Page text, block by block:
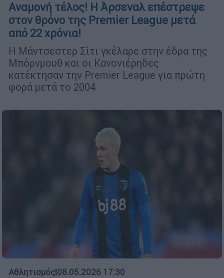
Αναμονή τέλος! Η Άρσεναλ επέστρεψε
στον θρόνο της Premier League μετά
από 22 χρόνια!
Η Μάντσεστερ Σίτι γκέλαρε στην έδρα της
Μπόρνμουθ και οι Κανονιέρηδες
κατέκτησαν την Premier League για πρώτη
φορά μετά το 2004
Αθλητισμός|08.05.2026 17:30